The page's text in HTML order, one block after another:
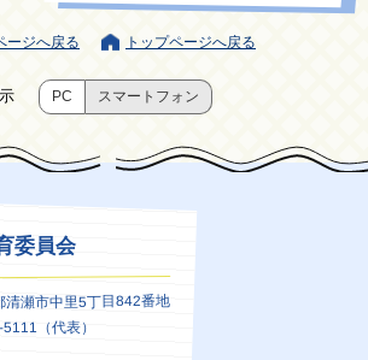
ージへ戻る トップページへ戻る
PC スマートフォン
委員会
瀬市中里5丁目842番地
（代表）